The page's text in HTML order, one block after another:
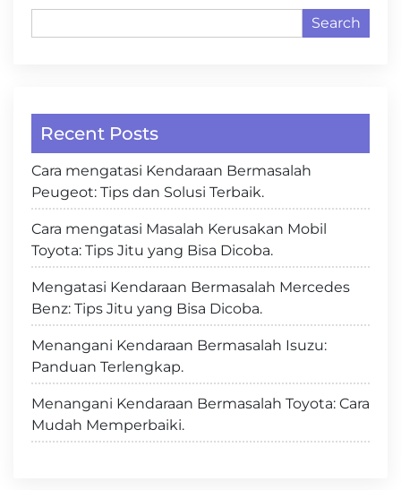
Search
Recent Posts
Cara mengatasi Kendaraan Bermasalah
Peugeot: Tips dan Solusi Terbaik.
Cara mengatasi Masalah Kerusakan Mobil
Toyota: Tips Jitu yang Bisa Dicoba.
Mengatasi Kendaraan Bermasalah Mercedes
Benz: Tips Jitu yang Bisa Dicoba.
Menangani Kendaraan Bermasalah Isuzu:
Panduan Terlengkap.
Menangani Kendaraan Bermasalah Toyota: Cara
Mudah Memperbaiki.